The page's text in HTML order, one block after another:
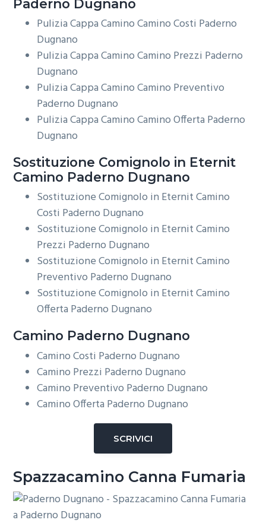
Paderno Dugnano
Pulizia Cappa Camino Camino Costi Paderno
Dugnano
Pulizia Cappa Camino Camino Prezzi Paderno
Dugnano
Pulizia Cappa Camino Camino Preventivo
Paderno Dugnano
Pulizia Cappa Camino Camino Offerta Paderno
Dugnano
Sostituzione Comignolo in Eternit
Camino Paderno Dugnano
Sostituzione Comignolo in Eternit Camino
Costi Paderno Dugnano
Sostituzione Comignolo in Eternit Camino
Prezzi Paderno Dugnano
Sostituzione Comignolo in Eternit Camino
Preventivo Paderno Dugnano
Sostituzione Comignolo in Eternit Camino
Offerta Paderno Dugnano
Camino Paderno Dugnano
Camino Costi Paderno Dugnano
Camino Prezzi Paderno Dugnano
Camino Preventivo Paderno Dugnano
Camino Offerta Paderno Dugnano
SCRIVICI
Spazzacamino Canna Fumaria